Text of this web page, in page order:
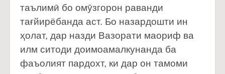
таълимӣ бо омӯзгорон раванди
тағйирёбанда аст. Бо назардошти ин
ҳолат, дар назди Вазорати маориф ва
илм ситоди доимоамалкунанда ба
фаъолият пардохт, ки дар он тамоми